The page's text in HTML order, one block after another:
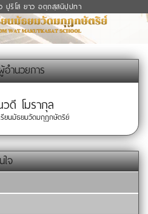
ปุริโส ยาว อตฺถสฺสนิปฺปทา
ำนวยการ
ดี โมรากุล
รียนมัธยมวัดมกุฏกษัตริย์
จ